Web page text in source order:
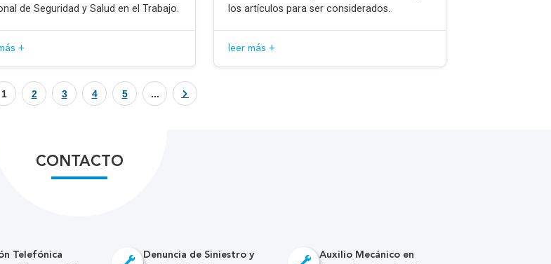
de Seguridad y Salud en el Trabajo.
+
los artículos para ser considerados.
leer más +
1 2 3 4 5 ...
CONTACTO
Telefónica
Denuncia de Siniestro y
Auxilio Mecánico en